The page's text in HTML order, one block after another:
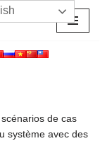
de cas
système avec des